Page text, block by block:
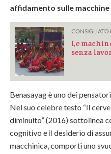
affidamento sulle
CONSIGLIATO
Le
senza
Benasayag è uno dei
Nel suo celebre testo “Il
diminuito” (2016) sottolinea
cognitivo e il desiderio di
macchinica, comporti uno